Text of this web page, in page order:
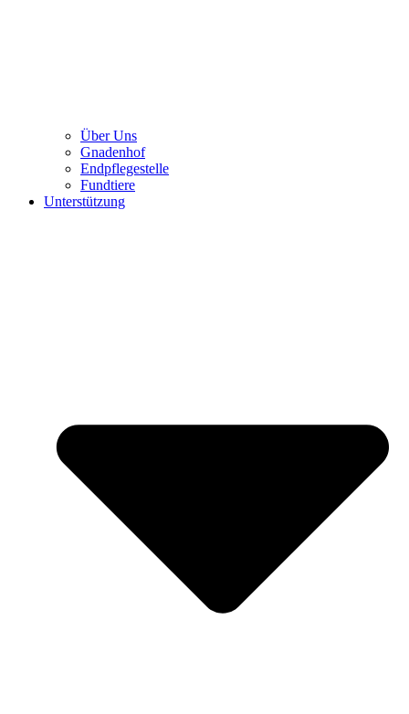
Über Uns
Gnadenhof
Endpflegestelle
Fundtiere
Unterstützung